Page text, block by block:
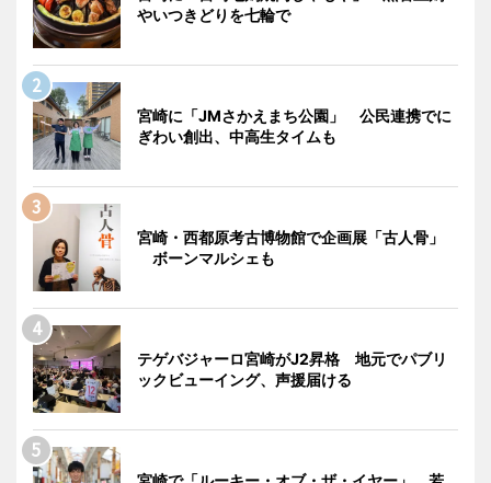
やいつきどりを七輪で
宮崎に「JMさかえまち公園」 公民連携でに
ぎわい創出、中高生タイムも
宮崎・西都原考古博物館で企画展「古人骨」
ボーンマルシェも
テゲバジャーロ宮崎がJ2昇格 地元でパブリ
ックビューイング、声援届ける